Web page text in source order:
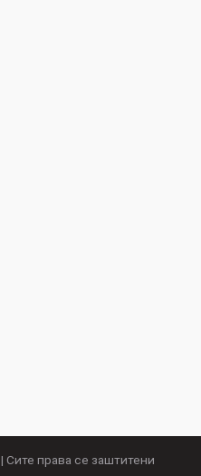
| Сите права се заштитени